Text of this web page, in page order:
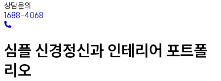
상담문의
1688-4068
심플 신경정신과 인테리어 포트폴
리오